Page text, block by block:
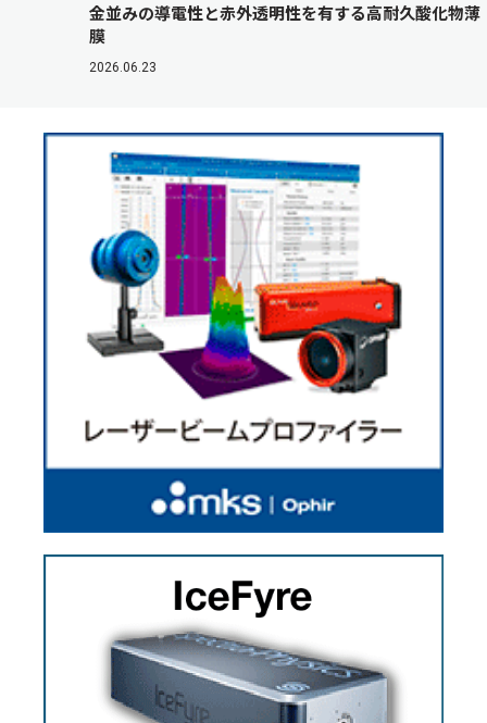
金並みの導電性と赤外透明性を有する高耐久酸化物薄
膜
2026.06.23